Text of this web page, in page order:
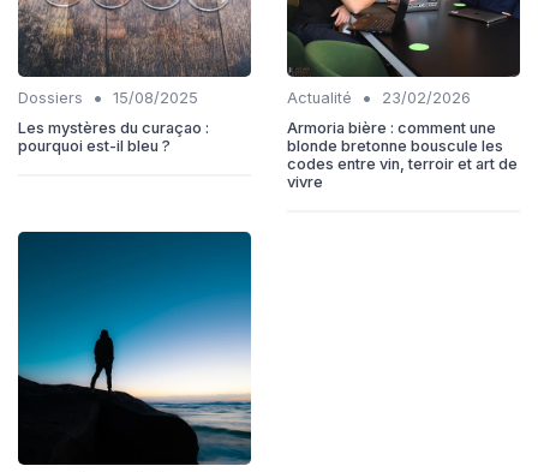
Dossiers •
15/08/2025
Les mystères du curaçao :
pourquoi est-il bleu ?
Actualité •
23/02/2026
Armoria bière : comment une
blonde bretonne bouscule les
codes entre vin, terroir et art de
vivre